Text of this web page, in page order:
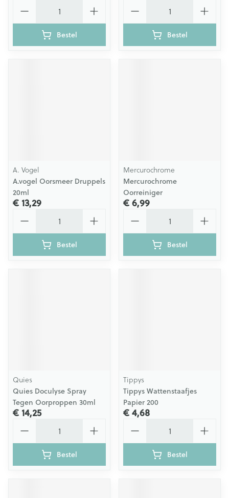
Bestel Bestel
A. Vogel
A.vogel Oorsmeer Druppels
20ml
€ 13,29
Bestel
Mercurochrome
Mercurochrome
Oorreiniger
€ 6,99
Bestel
Quies
Quies Doculyse Spray
Tegen Oorproppen 30ml
€ 14,25
Bestel
Tippys
Tippys Wattenstaafjes
Papier 200
€ 4,68
Bestel